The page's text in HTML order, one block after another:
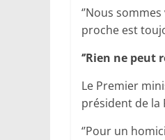
‘’Nous
proche est
‘’Rien ne peut
Le Premier
président de la
‘’Pour un